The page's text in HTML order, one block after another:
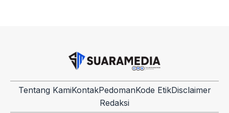
Tentang KamiKontakPedomanKode EtikDisclaimer
Redaksi